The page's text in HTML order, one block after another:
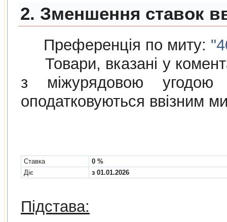
2. Зменшення ставок
Преференція по миту:
Товари, вказані у
з мiжурядовою
оподатковуються ввізним
Cтавка
0 %
Діє
з 01.01.2026
Підстава: